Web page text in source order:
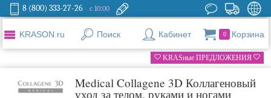
8 (800) 333-27-26 с 10:00
KRASON.ru Поиск Кабинет 0 Корзина
KRASные ПРЕДЛОЖЕНИЯ
Medical Collagene 3D Коллагеновый
уход за телом, руками и ногами